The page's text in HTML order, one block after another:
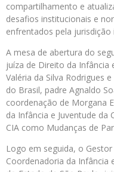
compartilhamento e
desafios institucionais e
enfrentados pela jurisdição
A mesa de abertura do
juíza de Direito da Infância
Valéria da Silva Rodrigues
do Brasil, padre Agnaldo
coordenação de Morgana
da Infância e Juventude da
CIA como Mudanças de
Logo em seguida, o
Coordenadoria da Infância